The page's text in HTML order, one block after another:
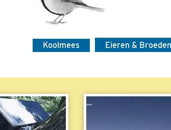
Koolmees Eieren & Broeden